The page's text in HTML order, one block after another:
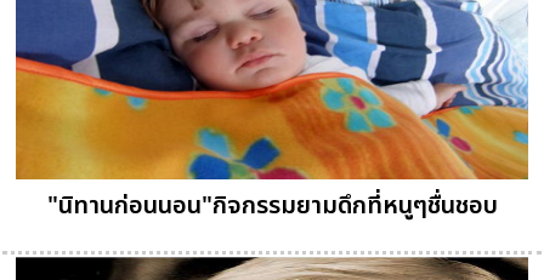
"นิทานก่อนนอน"กิจกรรมยามดึกที่หนูๆชื่นชอบ